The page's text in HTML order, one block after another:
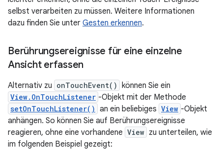
selbst verarbeiten zu müssen. Weitere Informationen
dazu finden Sie unter Gesten erkennen.
Berührungsereignisse für eine einzelne
Ansicht erfassen
Alternativ zu onTouchEvent() können Sie ein
View.OnTouchListener -Objekt mit der Methode
setOnTouchListener() an ein beliebiges View -Objekt
anhängen. So können Sie auf Berührungsereignisse
reagieren, ohne eine vorhandene View zu unterteilen, wie
im folgenden Beispiel gezeigt: